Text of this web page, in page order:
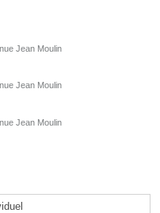
Jean Moulin
Jean Moulin
Jean Moulin